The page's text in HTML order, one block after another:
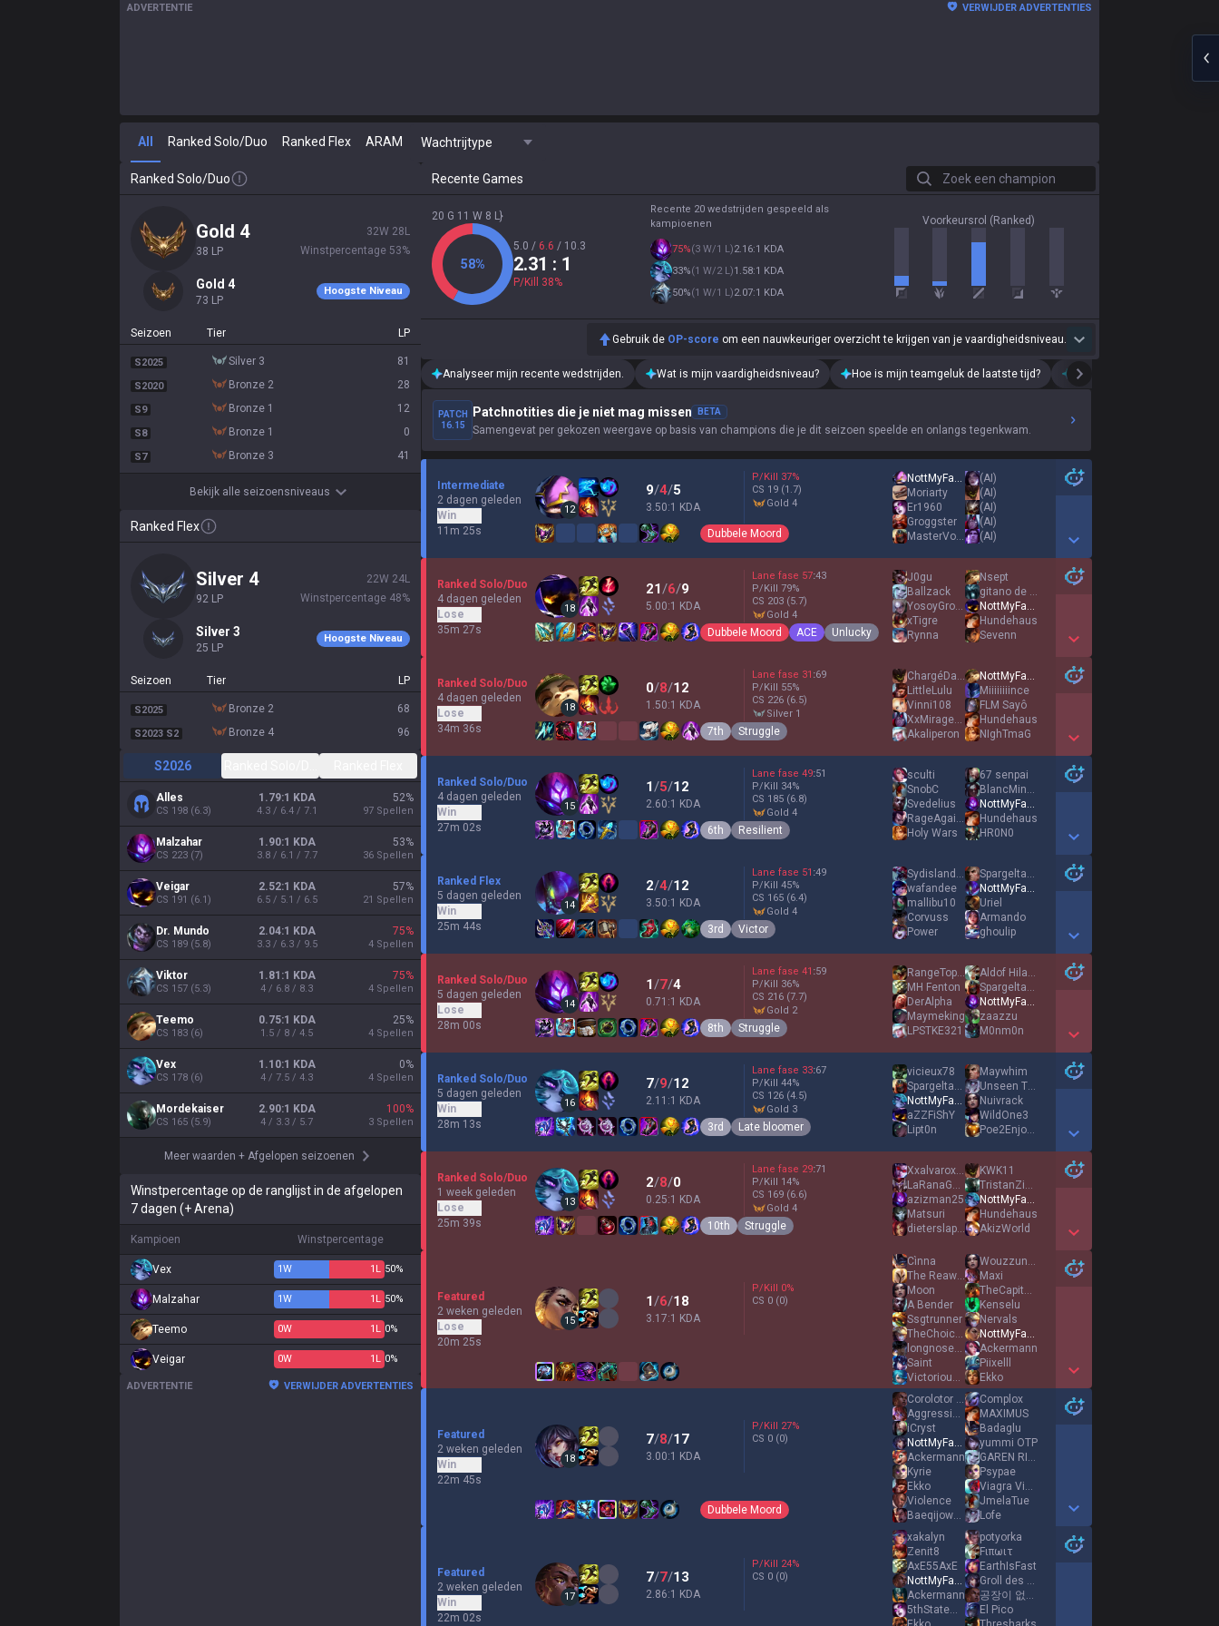
ADVERTENTIE VERWIJDER ADVERTENTIES
All Ranked Solo/Duo Ranked Flex ARAM Wachtrijtype
Ranked Solo/Duo
gold 4
38 LP
32W 28 L
Winstpercentage 53%
gold 4
73 LP
Hoogste Niveau
Seizoen Tier LP
S2025 silver 3 81
S2020 bronze 2 28
S9 bronze 1 12
S8 bronze 1 0
S7 bronze 3 41
Bekijk alle seizoensniveaus
Ranked Flex
silver 4
92 LP
22W 24L
Winstpercentage 48%
silver 3
25 LP
Hoogste Niveau
Seizoen Tier LP
S2025 bronze 2 68
S2023 S2 bronze 4 96
S2026
Alles
CS 198 (6.3)
1.79:1 KDA
4.3 / 6.4 / 7.1
52%
97 Spellen
Malzahar
CS 223 (7)
1.90:1 KDA
3.8 / 6.1 / 7.7
53%
36 Spellen
Veigar
CS 191 (6.1)
2.52:1 KDA
6.5 / 5.1 / 6.5
57%
21 Spellen
Dr. Mundo
CS 189 (5.8)
2.04:1 KDA
3.3 / 6.3 / 9.5
75%
4 Spellen
Viktor
CS 157 (5.3)
1.81:1 KDA
4 / 6.8 / 8.3
75%
4 Spellen
Teemo
CS 183 (6)
0.75:1 KDA
1.5 / 8 / 4.5
25%
4 Spellen
Vex
CS 178 (6)
1.10:1 KDA
4 / 7.5 / 4.3
0%
4 Spellen
Mordekaiser
CS 165 (5.9)
2.90:1 KDA
4 / 3.3 / 5.7
100%
3 Spellen
Meer waarden + Afgelopen seizoenen
Winstpercentage op de ranglijst in de afgelopen
7 dagen (+ Arena)
Kampioen Winstpercentage
Vex 1W 1 L 50%
Malzahar 1W 1 L 50%
Teemo 0W 1 L 0%
Veigar 0W 1 L 0%
ADVERTENTIE VERWIJDER ADVERTENTIES
Recente Games Zoek een champion
20 G 11 W 8 L}
58%
5.0 / 6.6 / 10.3
2.31 : 1
P/Kill 38%
Recente 20 wedstrijden gespeeld als
kampioenen
75%(3 W/1 L)2.16:1 KDA
33%(1 W/2 L)1.58:1 KDA
50%(1 W/1 L)2.07:1 KDA
Voorkeursrol (Ranked)
Gebruik de OP-score om een nauwkeuriger overzicht te krijgen van je vaardigheidsniveau.
Analyseer mijn recente wedstrijden. Wat is mijn vaardigheidsniveau? Hoe is mijn teamgeluk de laatste tijd? Analyseer mijn recente
PATCH
16.15
Patchnotities die je niet mag missen BETA
Samengevat per gekozen weergave op basis van champions die je dit seizoen speelde en onlangs tegenkwam.
Intermediate
2 dagen geleden
Win
11m 25s
12
9/4/5
3.50:1 KDA
P/Kill 37%
CS 19 (1.7)
gold 4
Dubbele Moord
NottMyFault
Moriarty
Er1960
Groggster
MasterVortek
(AI)
(AI)
(AI)
(AI)
(AI)
Show More Detail Games
Ranked Solo/Duo
4 dagen geleden
Lose
35m 27s
18
21/6/9
5.00:1 KDA
Lane fase 57:43
P/Kill 79%
CS 203 (5.7)
gold 4
Dubbele Moord ACE Unlucky
J0gu
Ballzack
YosoyGroot17
xTigre
Rynna
Nsept
gitano de jungla
NottMyFault
Hundehaus
Sevenn
Show More Detail Games
Ranked Solo/Duo
4 dagen geleden
Lose
34m 36s
18
0/8/12
1.50:1 KDA
Lane fase 31 :69
P/Kill 55%
CS 226 (6.5)
silver 1
7th Struggle
ChargéDaffaires
LittleLulu
Vinni108
XxMiragexX
Akaliperon
NottMyFault
Miiiiiiiince
FLM Sayô
Hundehaus
NIghTmaG
Show More Detail Games
Ranked Solo/Duo
4 dagen geleden
Win
27m 02s
15
1/5/12
2.60:1 KDA
Lane fase 49:51
P/Kill 34%
CS 185 (6.8)
gold 4
6th Resilient
sculti
SnobC
Svedelius
RageAgainstRhast
Holy Wars
67 senpai
BlancMinable
NottMyFault
Hundehaus
HR0N0
Show More Detail Games
Ranked Flex
5 dagen geleden
Win
25m 44s
14
2/4/12
3.50:1 KDA
Lane fase 51 :49
P/Kill 45%
CS 165 (6.4)
gold 4
3rd Victor
Sydislanderi
wafandee
mallibu10
Corvuss
Power
Spargeltarzan88
NottMyFault
Uriel
Armando
ghoulip
Show More Detail Games
Ranked Solo/Duo
5 dagen geleden
Lose
28m 00s
14
1/7/4
0.71:1 KDA
Lane fase 41 :59
P/Kill 36%
CS 216 (7.7)
gold 2
8th Struggle
RangeTopAreSllut
MH Fenton
DerAlpha
Maymeking
LPSTKE321
Aldof Hilariante
Spargeltarzan88
NottMyFault
zaazzu
M0nm0n
Show More Detail Games
Ranked Solo/Duo
5 dagen geleden
Win
28m 13s
16
7/9/12
2.11:1 KDA
Lane fase 33:67
P/Kill 44%
CS 126 (4.5)
gold 3
3rd Late bloomer
vicieux78
Spargeltarzan88
NottMyFault
aZZFiShY
Lipt0n
Maywhim
Unseen Threat
Nuivrack
WildOne3
Poe2Enjoyer
Show More Detail Games
Ranked Solo/Duo
1 week geleden
Lose
25m 39s
13
2/8/0
0.25:1 KDA
Lane fase 29:71
P/Kill 14%
CS 169 (6.6)
gold 4
10th Struggle
XxalvaroxX20
LaRanaGustavô
azizman25
Matsuri
dieterslaptop
KWK11
TristanZicas
NottMyFault
Hundehaus
AkizWorld
Show More Detail Games
Featured
2 weken geleden
Lose
20m 25s
15
1 /6/18
3.17:1 KDA
P/Kill 0%
CS 0 (0)
Cìnna
The Reawakened
Moon
A Bender
Ssgtrunner
TheChoiceIsYours
longnosebakery
Saint
VictoriousInGame
Wouzzunks
Maxi
TheCapitaine
Kenselu
Nervals
NottMyFault
Ackermann
Piixelll
Ekko
Show More Detail Games
Featured
2 weken geleden
Win
22m 45s
18
7/8/17
3.00:1 KDA
P/Kill 27%
CS 0 (0)
Dubbele Moord
Corolotor TFT
Aggressive Atlas
iCryst
NottMyFault
Ackermann
Kyrie
Ekko
Violence
Baeqijowae
Complox
MAXIMUS
Badaglu
yummi OTP
GAREN RICARD 13
Psypae
Viagra Viego
JmelaTue
Lofe
Show More Detail Games
Featured
2 weken geleden
Win
22m 02s
17
7/7/13
2.86:1 KDA
P/Kill 24%
CS 0 (0)
xakalyn
Zenit8
AxE55AxE
NottMyFault
Ackermann
5thStateOfMatter
potyorka
Fιπωιτ
EarthIsFast
Groll des Thor
공장이 없었다면 압델
El Pico